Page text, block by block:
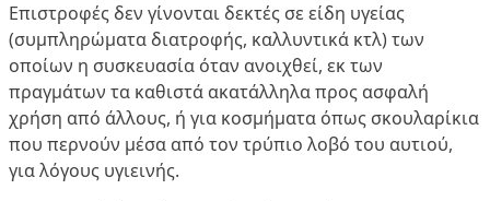
Επιστροφές δεν γίνονται δεκτές σε είδη υγείας
(συμπληρώματα διατροφής, καλλυντικά κτλ) των
οποίων η συσκευασία όταν ανοιχθεί, εκ των
πραγμάτων τα καθιστά ακατάλληλα προς ασφαλή
χρήση από άλλους, ή για κοσμήματα όπως σκουλαρίκια
που περνούν μέσα από τον τρύπιο λοβό του αυτιού,
για λόγους υγιεινής.